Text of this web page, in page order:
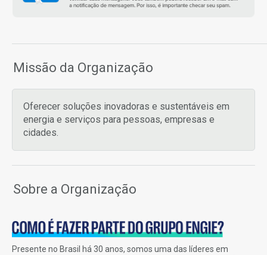
Missão da Organização
Oferecer soluções inovadoras e sustentáveis em
energia e serviços para pessoas, empresas e
cidades.
Sobre a Organização
Presente no Brasil há 30 anos, somos uma das líderes em